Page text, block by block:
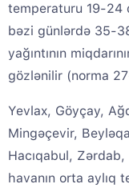
temperaturu 19-24
bəzi günlərdə 35-
yağıntının
gözlənilir (norma
Yevlax, Göyçay,
Mingəçevir,
Hacıqabul,
havanın orta aylıq